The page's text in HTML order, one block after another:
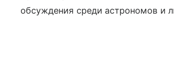
обсуждения среди астрономов и